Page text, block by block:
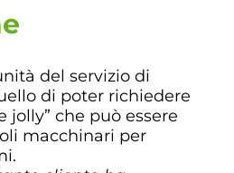
del servizio di
di poter richiedere
jolly” che può essere
macchinari per